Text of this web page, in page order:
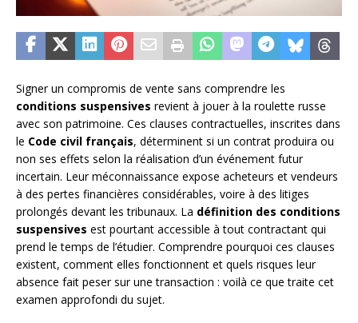
Signer un compromis de vente sans comprendre les
conditions suspensives revient à jouer à la roulette russe
avec son patrimoine. Ces clauses contractuelles, inscrites dans
le Code civil français, déterminent si un contrat produira ou
non ses effets selon la réalisation d’un événement futur
incertain. Leur méconnaissance expose acheteurs et vendeurs
à des pertes financières considérables, voire à des litiges
prolongés devant les tribunaux. La définition des conditions
suspensives est pourtant accessible à tout contractant qui
prend le temps de l’étudier. Comprendre pourquoi ces clauses
existent, comment elles fonctionnent et quels risques leur
absence fait peser sur une transaction : voilà ce que traite cet
examen approfondi du sujet.